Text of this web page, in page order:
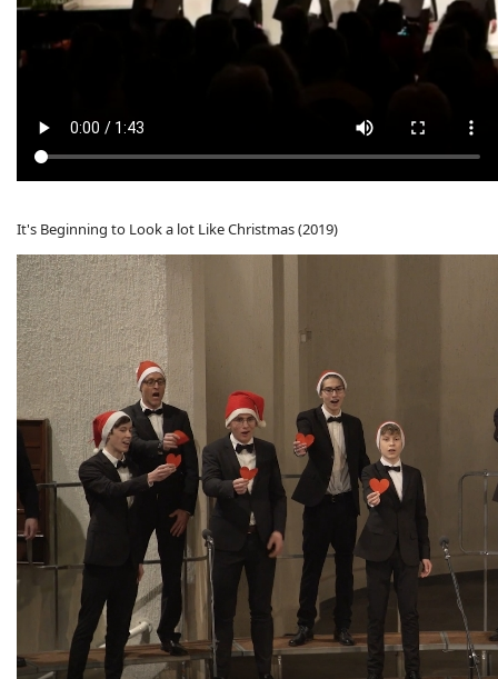
It's Beginning to Look a lot Like Christmas (2019)